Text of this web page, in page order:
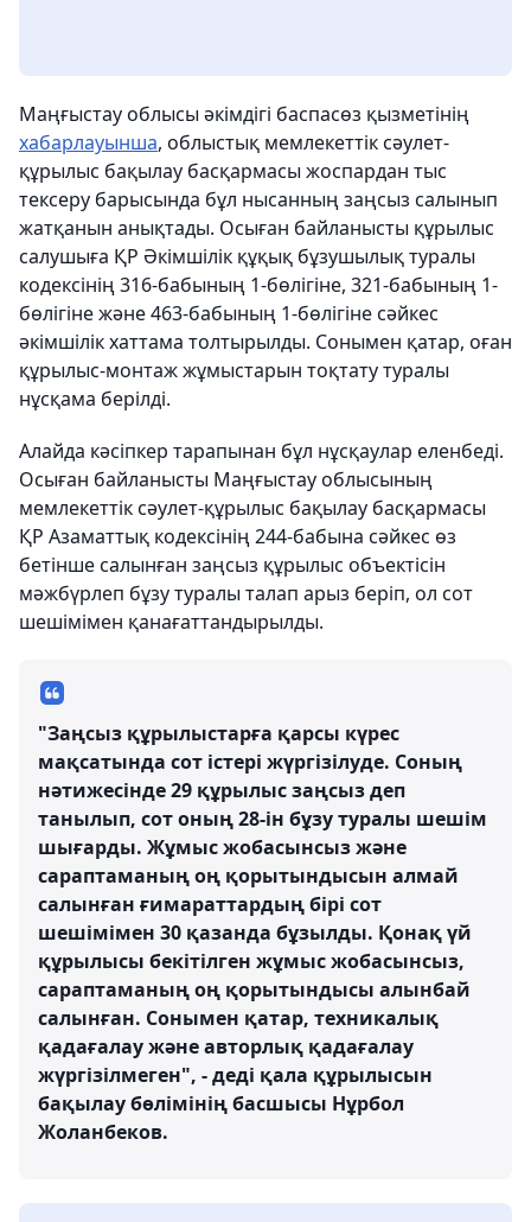
Маңғыстау облысы әкімдігі баспасөз қызметінің
хабарлауынша, облыстық мемлекеттік сәулет-
құрылыс бақылау басқармасы жоспардан тыс
тексеру барысында бұл нысанның заңсыз салынып
жатқанын анықтады. Осыған байланысты құрылыс
салушыға ҚР Әкімшілік құқық бұзушылық туралы
кодексінің 316-бабының 1-бөлігіне, 321-бабының 1-
бөлігіне және 463-бабының 1-бөлігіне сәйкес
әкімшілік хаттама толтырылды. Сонымен қатар, оған
құрылыс-монтаж жұмыстарын тоқтату туралы
нұсқама берілді.
Алайда кәсіпкер тарапынан бұл нұсқаулар еленбеді.
Осыған байланысты Маңғыстау облысының
мемлекеттік сәулет-құрылыс бақылау басқармасы
ҚР Азаматтық кодексінің 244-бабына сәйкес өз
бетінше салынған заңсыз құрылыс объектісін
мәжбүрлеп бұзу туралы талап арыз беріп, ол сот
шешімімен қанағаттандырылды.
"Заңсыз құрылыстарға қарсы күрес
мақсатында сот істері жүргізілуде. Соның
нәтижесінде 29 құрылыс заңсыз деп
танылып, сот оның 28-ін бұзу туралы шешім
шығарды. Жұмыс жобасынсыз және
сараптаманың оң қорытындысын алмай
салынған ғимараттардың бірі сот
шешімімен 30 қазанда бұзылды. Қонақ үй
құрылысы бекітілген жұмыс жобасынсыз,
сараптаманың оң қорытындысы алынбай
салынған. Сонымен қатар, техникалық
қадағалау және авторлық қадағалау
жүргізілмеген", - деді қала құрылысын
бақылау бөлімінің басшысы Нұрбол
Жоланбеков.